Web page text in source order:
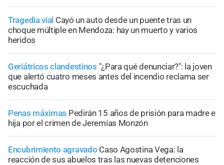
Tragedia vial Cayó un auto desde un puente tras un
choque múltiple en Mendoza: hay un muerto y varios
heridos
Geriátricos clandestinos "¿Para qué denunciar?": la joven
que alertó cuatro meses antes del incendio reclama ser
escuchada
Penas máximas Pedirán 15 años de prisión para madre e
hija por el crimen de Jeremías Monzón
Encubrimiento agravado Caso Agostina Vega: la
reacción de sus abuelos tras las nuevas detenciones